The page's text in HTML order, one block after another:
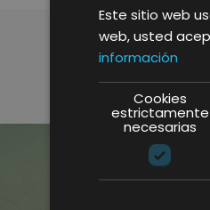
Este sitio web
web, usted
información
Cookies
estrictamente
necesarias